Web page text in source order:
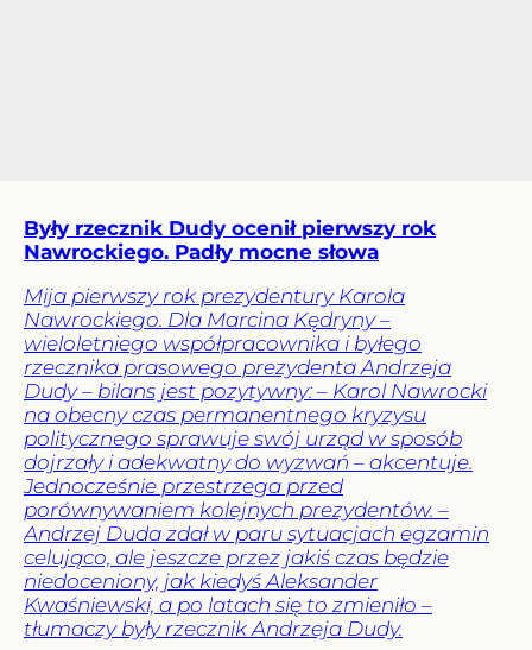
Były rzecznik Dudy ocenił pierwszy rok
Nawrockiego. Padły mocne słowa
Mija pierwszy rok prezydentury Karola
Nawrockiego. Dla Marcina Kędryny –
wieloletniego współpracownika i byłego
rzecznika prasowego prezydenta Andrzeja
Dudy – bilans jest pozytywny: – Karol Nawrocki
na obecny czas permanentnego kryzysu
politycznego sprawuje swój urząd w sposób
dojrzały i adekwatny do wyzwań – akcentuje.
Jednocześnie przestrzega przed
porównywaniem kolejnych prezydentów. –
Andrzej Duda zdał w paru sytuacjach egzamin
celująco, ale jeszcze przez jakiś czas będzie
niedoceniony, jak kiedyś Aleksander
Kwaśniewski, a po latach się to zmieniło –
tłumaczy były rzecznik Andrzeja Dudy.